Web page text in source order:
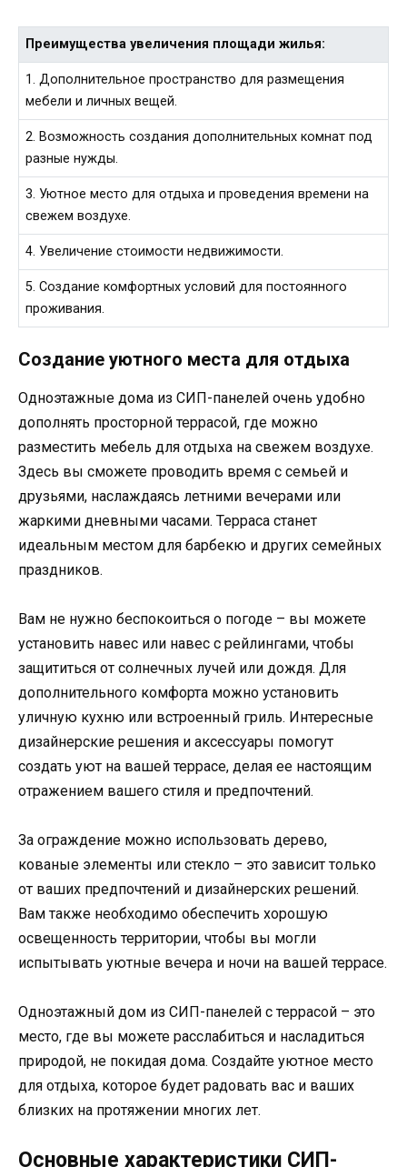
Преимущества увеличения площади жилья:
1. Дополнительное пространство для размещения
мебели и личных вещей.
2. Возможность создания дополнительных комнат под
разные нужды.
3. Уютное место для отдыха и проведения времени на
свежем воздухе.
4. Увеличение стоимости недвижимости.
5. Создание комфортных условий для постоянного
проживания.
Создание уютного места для отдыха
Одноэтажные дома из СИП-панелей очень удобно
дополнять просторной террасой, где можно
разместить мебель для отдыха на свежем воздухе.
Здесь вы сможете проводить время с семьей и
друзьями, наслаждаясь летними вечерами или
жаркими дневными часами. Терраса станет
идеальным местом для барбекю и других семейных
праздников.
Вам не нужно беспокоиться о погоде – вы можете
установить навес или навес с рейлингами, чтобы
защититься от солнечных лучей или дождя. Для
дополнительного комфорта можно установить
уличную кухню или встроенный гриль. Интересные
дизайнерские решения и аксессуары помогут
создать уют на вашей террасе, делая ее настоящим
отражением вашего стиля и предпочтений.
За ограждение можно использовать дерево,
кованые элементы или стекло – это зависит только
от ваших предпочтений и дизайнерских решений.
Вам также необходимо обеспечить хорошую
освещенность территории, чтобы вы могли
испытывать уютные вечера и ночи на вашей террасе.
Одноэтажный дом из СИП-панелей с террасой – это
место, где вы можете расслабиться и насладиться
природой, не покидая дома. Создайте уютное место
для отдыха, которое будет радовать вас и ваших
близких на протяжении многих лет.
Основные характеристики СИП-